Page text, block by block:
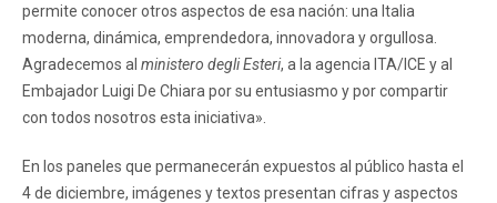
permite conocer otros aspectos de esa nación: una Italia
moderna, dinámica, emprendedora, innovadora y orgullosa.
Agradecemos al ministero degli Esteri, a la agencia ITA/ICE y al
Embajador Luigi De Chiara por su entusiasmo y por compartir
con todos nosotros esta iniciativa».
En los paneles que permanecerán expuestos al público hasta el
4 de diciembre, imágenes y textos presentan cifras y aspectos